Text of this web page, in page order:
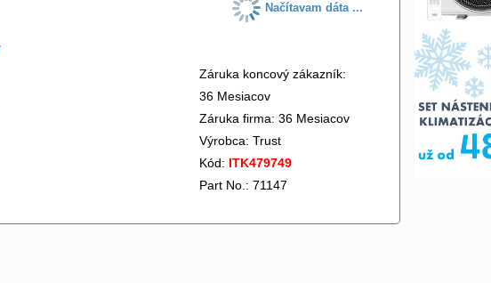
Načítavam dáta ...
Záruka koncový zákazník:
36 Mesiacov
Záruka firma: 36 Mesiacov
Výrobca: Trust
Kód: ITK479749
Part No.: 71147